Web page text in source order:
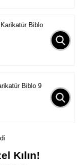
Biblo
Biblo 9
Kılın!